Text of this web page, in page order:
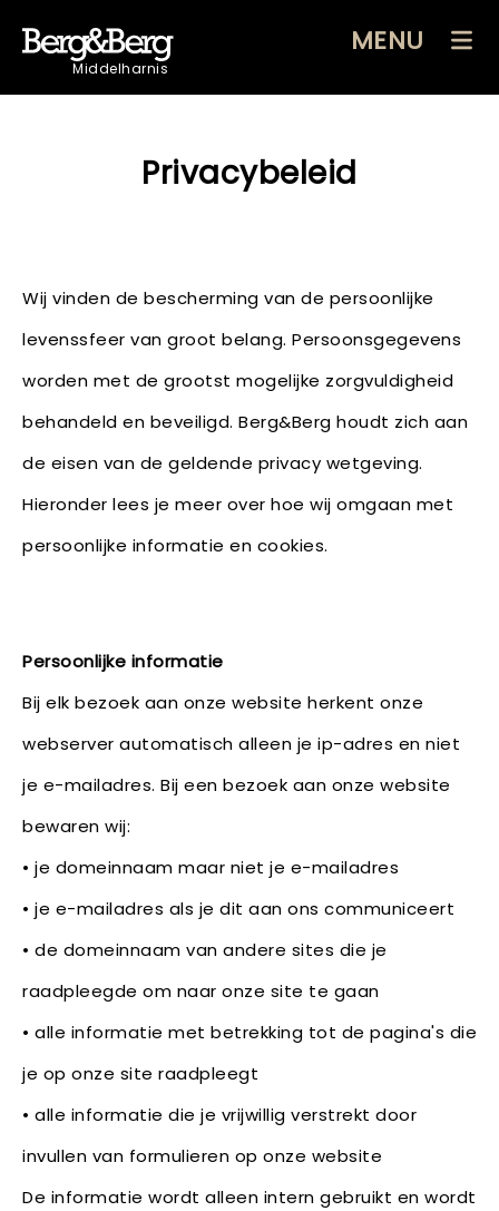
Middelharnis
MENU
Privacybeleid
Wij vinden de bescherming van de persoonlijke
levenssfeer van groot belang. Persoonsgegevens
worden met de grootst mogelijke zorgvuldigheid
behandeld en beveiligd. Berg&Berg houdt zich aan
de eisen van de geldende privacy wetgeving.
Hieronder lees je meer over hoe wij omgaan met
persoonlijke informatie en cookies.
Persoonlijke informatie
Bij elk bezoek aan onze website herkent onze
webserver automatisch alleen je ip-adres en niet
je e-mailadres. Bij een bezoek aan onze website
bewaren wij:
• je domeinnaam maar niet je e-mailadres
• je e-mailadres als je dit aan ons communiceert
• de domeinnaam van andere sites die je
raadpleegde om naar onze site te gaan
• alle informatie met betrekking tot de pagina's die
je op onze site raadpleegt
• alle informatie die je vrijwillig verstrekt door
invullen van formulieren op onze website
De informatie wordt alleen intern gebruikt en wordt